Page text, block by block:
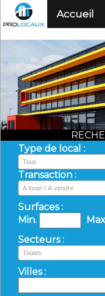
Accueil
Type de local :
Tous
Transaction :
A louer / A vendre
Surfaces :
Min.
Secteurs :
Toutes
Villes :